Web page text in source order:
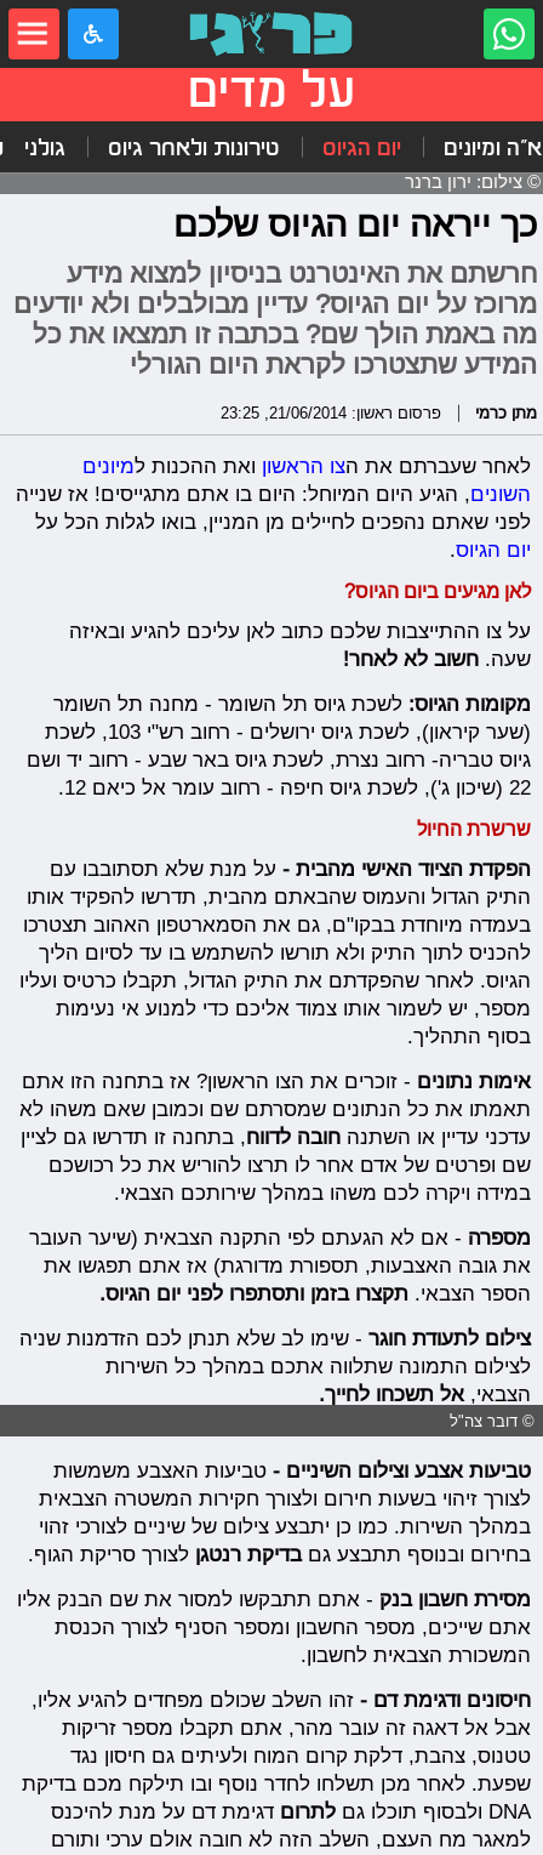
על מדים
ומיונים יום הגיוס טירונות ולאחר גיוס גולני
© צילום: ירון ברנר
כך ייראה יום הגיוס שלכם
חרשתם את האינטרנט בניסיון למצוא מידע
מרוכז על יום הגיוס? עדיין מבולבלים ולא יודעים
מה באמת הולך שם? בכתבה זו תמצאו את כל
המידע שתצטרכו לקראת היום הגורלי
מתן כרמי פרסום ראשון: 21/06/2014, 23:25
לאחר שעברתם את הצו הראשון ואת ההכנות למיונים
השונים, הגיע היום המיוחל: היום בו אתם מתגייסים! אז שנייה
לפני שאתם נהפכים לחיילים מן המניין, בואו לגלות הכל על
יום הגיוס.
לאן מגיעים ביום הגיוס?
על צו ההתייצבות שלכם כתוב לאן עליכם להגיע ובאיזה
שעה.חשוב לא לאחר!
מקומות הגיוס:לשכת גיוס תל השומר - מחנה תל השומר
(שער קיראון), לשכת גיוס ירושלים - רחוב רש"י 103, לשכת
גיוס טבריה- רחוב נצרת, לשכת גיוס באר שבע - רחוב יד ושם
22 (שיכון ג'), לשכת גיוס חיפה - רחוב עומר אל כיאם 12.
שרשרת החיול
הפקדת הציוד האישי מהבית - על מנת שלא תסתובבו עם
התיק הגדול והעמוס שהבאתם מהבית, תדרשו להפקיד אותו
בעמדה מיוחדת בבקו"ם, גם את הסמארטפון האהוב תצטרכו
להכניס לתוך התיק ולא תורשו להשתמש בו עד לסיום הליך
הגיוס. לאחר שהפקדתם את התיק הגדול, תקבלו כרטיס ועליו
מספר, יש לשמור אותו צמוד אליכם כדי למנוע אי נעימות
בסוף התהליך.
אימות נתונים - זוכרים את הצו הראשון? אז בתחנה הזו אתם
תאמתו את כל הנתונים שמסרתם שם וכמובן שאם משהו לא
עדכני עדיין או השתנהחובה לדווח, בתחנה זו תדרשו גם לציין
שם ופרטים של אדם אחר לו תרצו להוריש את כל רכושכם
במידה ויקרה לכם משהו במהלך שירותכם הצבאי.
מספרה - אם לא הגעתם לפי התקנה הצבאית (שיער העובר
את גובה האצבעות, תספורת מדורגת) אז אתם תפגשו את
הספר הצבאי. תקצרו בזמן ותסתפרו לפני יום הגיוס.
צילום לתעודת חוגר - שימו לב שלא תנתן לכם הזדמנות שניה
לצילום התמונה שתלווה אתכם במהלך כל השירות
הצבאי,אל תשכחו לחייך.
© דובר צה"ל
טביעות אצבע וצילום השיניים -טביעות האצבע משמשות
לצורך זיהוי בשעות חירום ולצורך חקירות המשטרה הצבאית
במהלך השירות. כמו כן יתבצע צילום של שיניים לצורכי זהוי
בחירום ובנוסף תתבצע גםבדיקת רנטגן לצורך סריקת הגוף.
מסירת חשבון בנק - אתם תתבקשו למסור את שם הבנק אליו
אתם שייכים, מספר החשבון ומספר הסניף לצורך הכנסת
המשכורת הצבאית לחשבון.
חיסונים ודגימת דם -זהו השלב שכולם מפחדים להגיע אליו,
אבל אל דאגה זה עובר מהר, אתם תקבלו מספר זריקות
טטנוס, צהבת, דלקת קרום המוח ולעיתים גם חיסון נגד
שפעת. לאחר מכן תשלחו לחדר נוסף ובו תילקח מכם בדיקת
DNA ולבסוף תוכלו גם
לתרום דגימת דם על מנת להיכנס
למאגר מח העצם, השלב הזה לא חובה אולם ערכי ותורם